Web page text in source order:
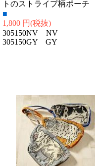
トのストライプ柄ポーチ
■
1,800 円(税抜)
305150NV NV
305150GY GY